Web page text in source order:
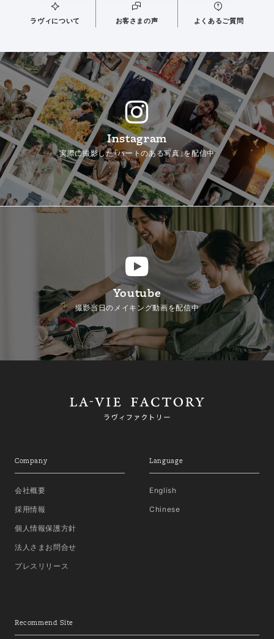
ラヴィについて お客さまの声 よくあるご質問
Instagram
実際に撮影した「ハートのある写真」を配信中
Youtube
撮影当日のメイキング動画を配信中
Company
会社概要
採用情報
個人情報保護方針
法人さまお問合せ
プレスリリース
Language
English
Chinese
Recommend Site